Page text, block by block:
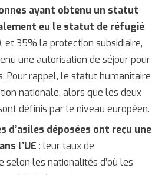
ayant obtenu un statut
eu le statut de réfugié
et 35% la protection subsidiaire,
une autorisation de séjour pour
Pour rappel, le statut humanitaire
nationale, alors que les deux
définis par le niveau européen.
d’asiles déposées ont reçu une
l’UE : leur taux de
selon les nationalités d’où les